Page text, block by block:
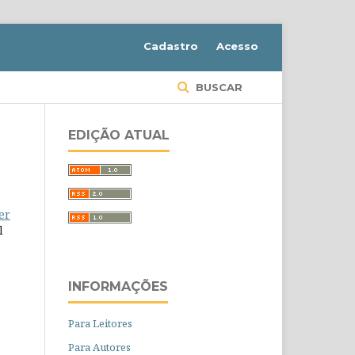
BUSCAR
Cadastro Acesso
EDIÇÃO ATUAL
INFORMAÇÕES
Para Leitores
Para Autores